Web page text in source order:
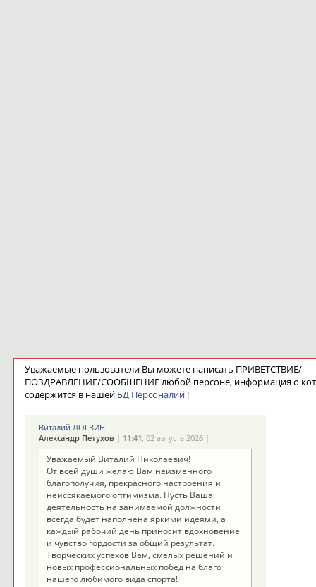
Уважаемые пользователи Вы можете написать ПРИВЕТСТВИЕ/
ПОЗДРАВЛЕНИЕ/СООБЩЕНИЕ любой персоне, информация о
содержится в нашей БД Персоналий!
Виталий ЛОГВИН
Александр Петухов| 11:41, 02 августа 2026 |
Уважаемый Виталий Николаевич!
От всей души желаю Вам неизменного
благополучия, прекрасного настроения и
неиссякаемого оптимизма. Пусть Ваша
деятельность на занимаемой должности
всегда будет наполнена яркими идеями, а
каждый рабочий день приносит вдохновение
и чувство гордости за общий результат.
Творческих успехов Вам, смелых решений и
новых профессиональных побед на благо
нашего любимого вида спорта!